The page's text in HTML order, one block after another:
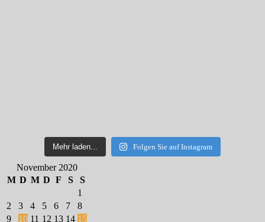
Mehr laden... Folgen Sie auf Instagram
November 2020
M D M D F S
S
1
2
3 4 5 6 7
8
9
10 11 12 13 14 15